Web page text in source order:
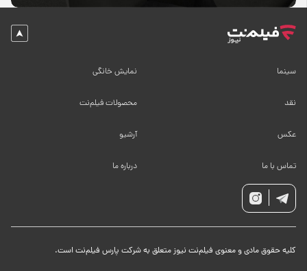
سینما
نقد
عکس
تماس با ما
نمایش خانگی
محصولات فیلم‌نت
آرشیو
درباره ما
کلیه حقوق مادی و معنوی فیلم‌نت نیوز متعلق به شرکت پارس فیلم‌نت است.